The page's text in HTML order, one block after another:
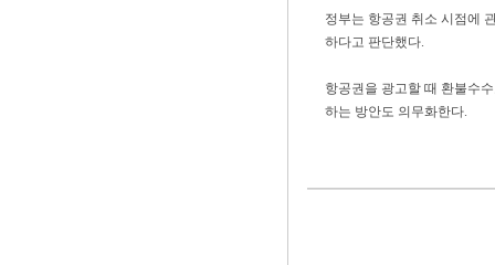
정부는 항공권 취소 시점에
하다고 판단했다.
항공권을 광고할 때 환불수
하는 방안도 의무화한다.